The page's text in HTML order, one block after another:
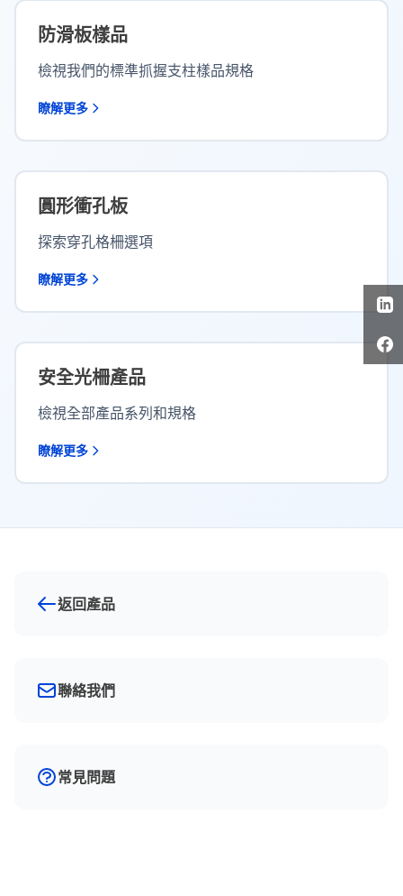
防滑板樣品
檢視我們的標準抓握支柱樣品規格
瞭解更多
圓形衝孔板
探索穿孔格柵選項
瞭解更多
安全光柵產品
檢視全部產品系列和規格
瞭解更多
返回產品
聯絡我們
常見問題